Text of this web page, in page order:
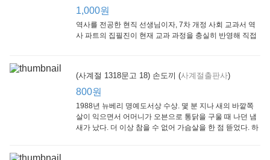
Little, Brown
1,000원
1,000원
역사를 전공한 현직 선생님이자, 7차 개정 사회 교과서 역
사 파트의 집필진이 현재 교과 과정을 충실히 반영해 직접
(사계절 1318문고 18) 손도끼 (사계절출판사)
800원
1988년 뉴베리 명예도서상 수상. 몇 분 지나 새의 바깥쪽
살이 익으면서 어머니가 오븐으로 통닭을 구울 때 나던 냄
새가 났다. 더 이상 참을 수 없어 가슴살을 한 점 뜯었다. 하